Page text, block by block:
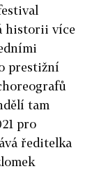
historii více
prestižní
tam
pro
ředitelka